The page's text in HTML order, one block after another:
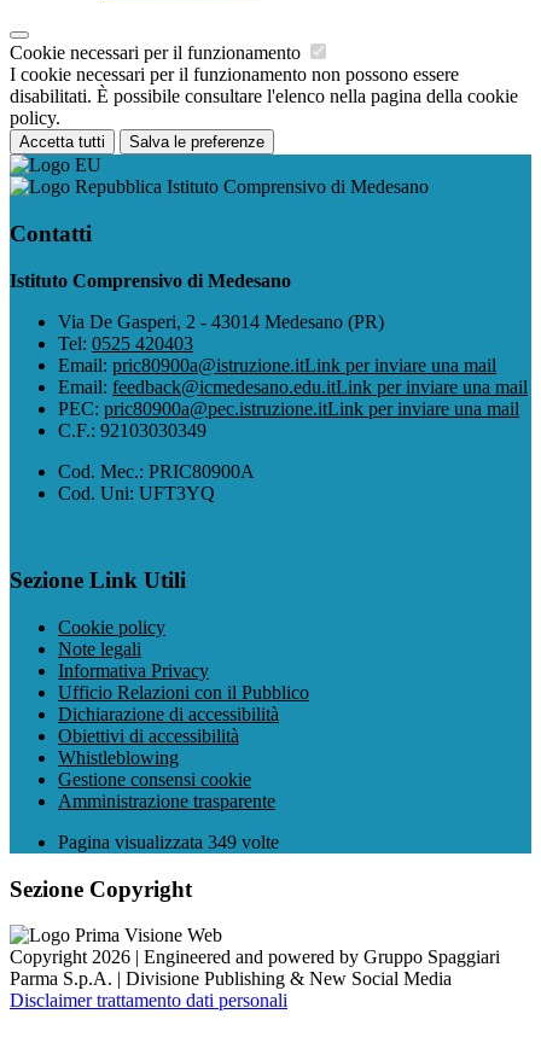
Cookie necessari per il funzionamento
I cookie necessari per il funzionamento non possono essere
disabilitati. È possibile consultare l'elenco nella pagina della cookie
policy.
Accetta tutti Salva le preferenze
Istituto Comprensivo di Medesano
Contatti
Istituto Comprensivo di Medesano
Via De Gasperi, 2 - 43014 Medesano (PR)
Tel: 0525 420403
Email: pric80900a@istruzione.itLink per inviare una mail
Email: feedback@icmedesano.edu.itLink per inviare una mail
PEC: pric80900a@pec.istruzione.itLink per inviare una mail
C.F.: 92103030349
Cod. Mec.: PRIC80900A
Cod. Uni: UFT3YQ
Sezione Link Utili
Cookie policy
Note legali
Informativa Privacy
Ufficio Relazioni con il Pubblico
Dichiarazione di accessibilità
Obiettivi di accessibilità
Whistleblowing
Gestione consensi cookie
Amministrazione trasparente
Pagina visualizzata 349 volte
Sezione Copyright
Copyright 2026 | Engineered and powered by Gruppo Spaggiari
Parma S.p.A. | Divisione Publishing & New Social Media
Disclaimer trattamento dati personali